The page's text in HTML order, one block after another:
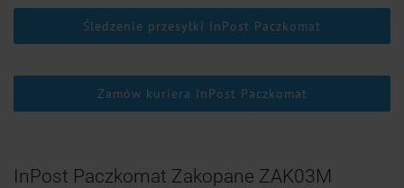
Śledzenie przesyłki InPost Paczkomat
Zamów kuriera InPost Paczkomat
InPost Paczkomat Zakopane ZAK03M